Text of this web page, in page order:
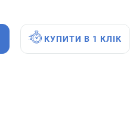
КУПИТИ В 1 КЛІК